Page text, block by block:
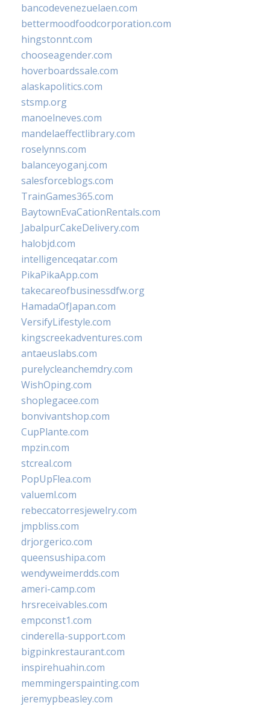
bancodevenezuelaen.com
bettermoodfoodcorporation.com
hingstonnt.com
chooseagender.com
hoverboardssale.com
alaskapolitics.com
stsmp.org
manoelneves.com
mandelaeffectlibrary.com
roselynns.com
balanceyoganj.com
salesforceblogs.com
TrainGames365.com
BaytownEvaCationRentals.com
JabalpurCakeDelivery.com
halobjd.com
intelligenceqatar.com
PikaPikaApp.com
takecareofbusinessdfw.org
HamadaOfJapan.com
VersifyLifestyle.com
kingscreekadventures.com
antaeuslabs.com
purelycleanchemdry.com
WishOping.com
shoplegacee.com
bonvivantshop.com
CupPlante.com
mpzin.com
stcreal.com
PopUpFlea.com
valueml.com
rebeccatorresjewelry.com
jmpbliss.com
drjorgerico.com
queensushipa.com
wendyweimerdds.com
ameri-camp.com
hrsreceivables.com
empconst1.com
cinderella-support.com
bigpinkrestaurant.com
inspirehuahin.com
memmingerspainting.com
jeremypbeasley.com